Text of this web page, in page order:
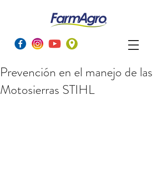
Prevención en el manejo de las
Motosierras STIHL